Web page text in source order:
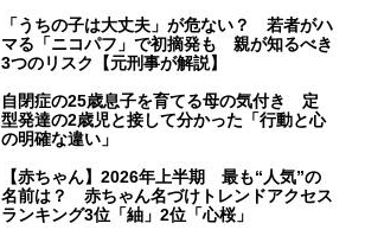
「うちの子は大丈夫」が危ない？ 若者がハ
マる「ニコパフ」で初摘発も 親が知るべき
3つのリスク【元刑事が解説】
自閉症の25歳息子を育てる母の気付き 定
型発達の2歳児と接して分かった「行動と心
の明確な違い」
【赤ちゃん】2026年上半期 最も“人気”の
名前は？ 赤ちゃん名づけトレンドアクセス
ランキング3位「紬」2位「心桜」